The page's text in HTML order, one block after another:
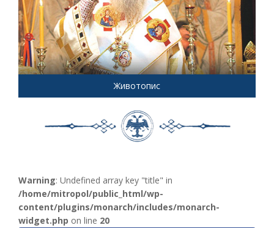
Животопис
Warning: Undefined array key "title" in
/home/mitropol/public_html/wp-
content/plugins/monarch/includes/monarch-
widget.php on line 20